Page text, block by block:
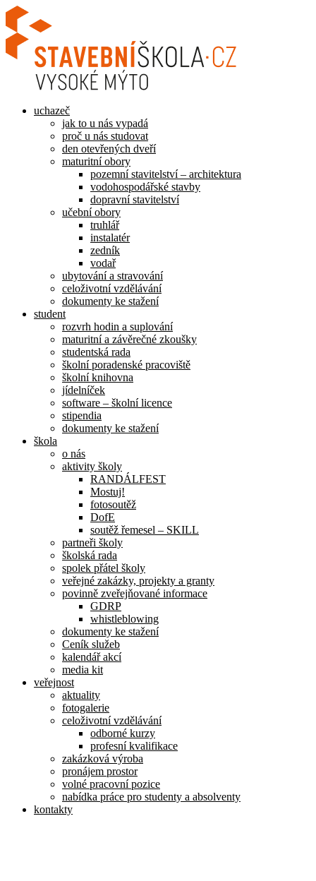
Přejít
k
obsahu
uchazeč
jak to u nás vypadá
proč u nás studovat
den otevřených dveří
maturitní obory
pozemní stavitelství – architektura
vodohospodářské stavby
dopravní stavitelství
učební obory
truhlář
instalatér
zedník
vodař
ubytování a stravování
celoživotní vzdělávání
dokumenty ke stažení
student
rozvrh hodin a suplování
maturitní a závěrečné zkoušky
studentská rada
školní poradenské pracoviště
školní knihovna
jídelníček
software – školní licence
stipendia
dokumenty ke stažení
škola
o nás
aktivity školy
RANDÁLFEST
Mostuj!
fotosoutěž
DofE
soutěž řemesel – SKILL
partneři školy
školská rada
spolek přátel školy
veřejné zakázky, projekty a granty
povinně zveřejňované informace
GDRP
whistleblowing
dokumenty ke stažení
Ceník služeb
kalendář akcí
media kit
veřejnost
aktuality
fotogalerie
celoživotní vzdělávání
odborné kurzy
profesní kvalifikace
zakázková výroba
pronájem prostor
volné pracovní pozice
nabídka práce pro studenty a absolventy
kontakty